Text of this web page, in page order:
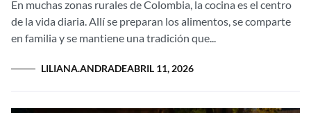
En muchas zonas rurales de Colombia, la cocina es el centro
de la vida diaria. Allí se preparan los alimentos, se comparte
en familia y se mantiene una tradición que...
LILIANA.ANDRADEABRIL 11, 2026